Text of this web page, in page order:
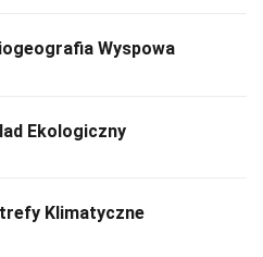
Wyspowa
Ekologiczny
Klimatyczne